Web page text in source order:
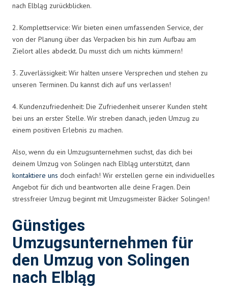
nach Elbląg zurückblicken.
2. Komplettservice: Wir bieten einen umfassenden Service, der
von der Planung über das Verpacken bis hin zum Aufbau am
Zielort alles abdeckt. Du musst dich um nichts kümmern!
3. Zuverlässigkeit: Wir halten unsere Versprechen und stehen zu
unseren Terminen. Du kannst dich auf uns verlassen!
4. Kundenzufriedenheit: Die Zufriedenheit unserer Kunden steht
bei uns an erster Stelle. Wir streben danach, jeden Umzug zu
einem positiven Erlebnis zu machen.
Also, wenn du ein Umzugsunternehmen suchst, das dich bei
deinem Umzug von Solingen nach Elbląg unterstützt, dann
kontaktiere uns doch einfach! Wir erstellen gerne ein individuelles
Angebot für dich und beantworten alle deine Fragen. Dein
stressfreier Umzug beginnt mit Umzugsmeister Bäcker Solingen!
Günstiges
Umzugsunternehmen für
den Umzug von Solingen
nach Elbląg